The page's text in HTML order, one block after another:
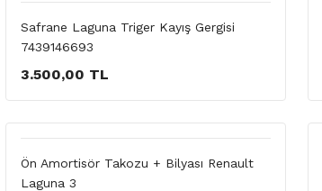
Safrane Laguna Triger Kayış Gergisi
7439146693
3.500,00 TL
Ön Amortisör Takozu + Bilyası Renault
Laguna 3